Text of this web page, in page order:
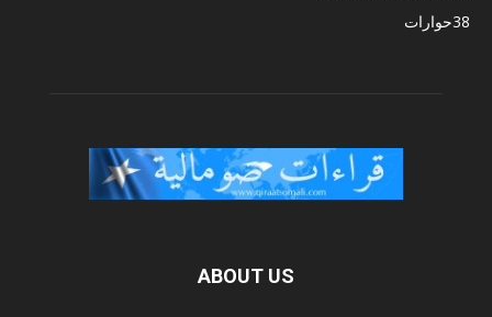
حوارات38
ABOUT US